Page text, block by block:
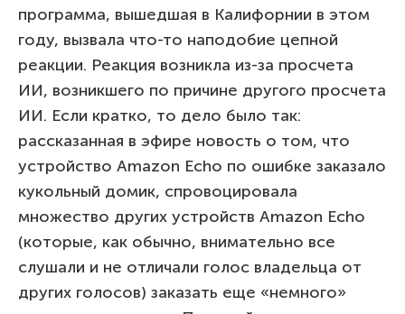
программа, вышедшая в Калифорнии в этом
году, вызвала что-то наподобие цепной
реакции. Реакция возникла из-за просчета
ИИ, возникшего по причине другого просчета
ИИ. Если кратко, то дело было так:
рассказанная в эфире новость о том, что
устройство Amazon Echo по ошибке заказало
кукольный домик, спровоцировала
множество других устройств Amazon Echo
(которые, как обычно, внимательно все
слушали и не отличали голос владельца от
других голосов) заказать еще «немного»